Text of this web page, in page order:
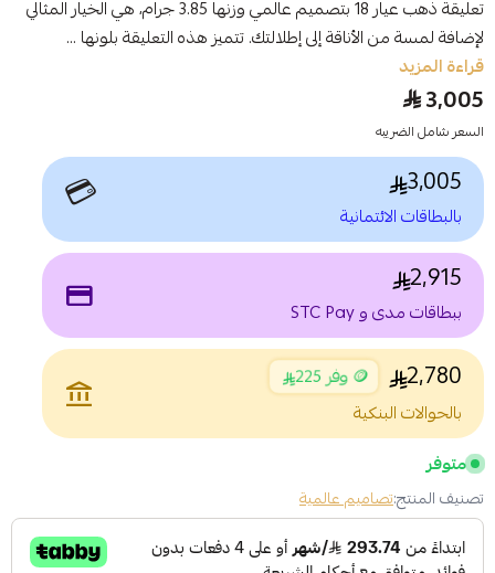
تعليقة ذهب عيار 18 بتصميم عالمي وزنها 3.85 جرام، هي الخيار المثالي
لإضافة لمسة من الأناقة إلى إطلالتك. تتميز هذه التعليقة بلونها ...
قراءة المزيد
3,005
السعر شامل الضريبه
3,005
بالبطاقات الائتمانية 💳
2,915
ببطاقات مدى و STC Pay payment
2,780 🪙 وفر 225
بالحوالات البنكية
account_balance
متوفر
تصنيف المنتج:تصاميم عالمية